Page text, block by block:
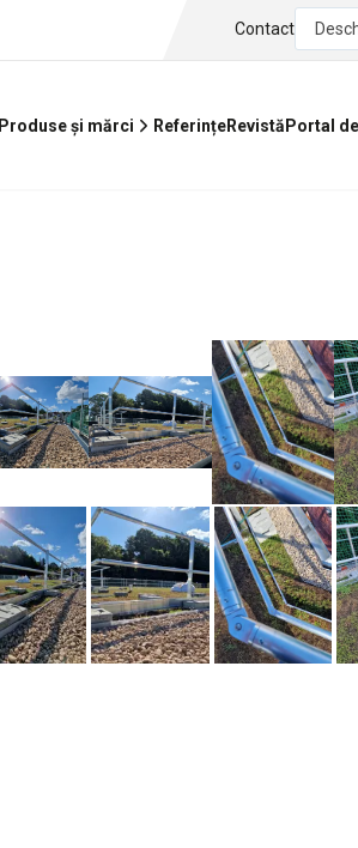
Contact
Produse și mărci ReferințeRevistă Portal